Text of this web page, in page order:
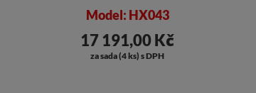
Model: HX043
17 191,00 Kč
za sada (4 ks) s DPH